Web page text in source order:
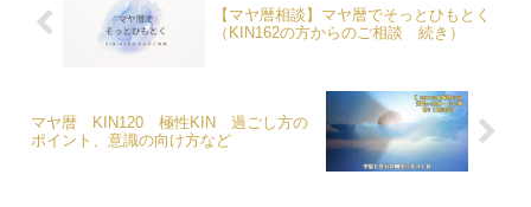
【マヤ暦相談】マヤ暦でそっとひもとく
（KIN162の方からのご相談 続き）
マヤ暦 KIN120 極性KIN 過ごし方の
ポイント、意識の向け方など